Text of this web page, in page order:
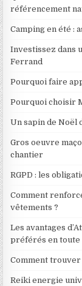
référencement
Camping en été :
Investissez dans
Ferrand
Pourquoi faire
Pourquoi choisir
Un sapin de Noël
Gros oeuvre
chantier
RGPD : les
Comment
vêtements ?
Les avantages
préférés en
Comment
Reiki energie